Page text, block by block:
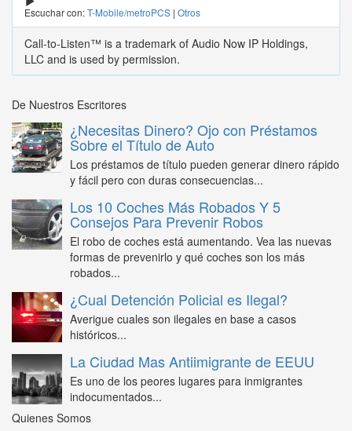
Escuchar con:T-Mobile/metroPCS | Otros
Call-to-Listen™ is a trademark of Audio Now IP Holdings,
LLC and is used by permission.
De Nuestros Escritores
¿Necesitas Dinero? Ojo con Préstamos
Sobre el Título de Auto
Los préstamos de título pueden generar dinero rápido
y fácil pero con duras consecuencias...
Los 10 Coches Más Robados Y 5
Consejos Para Prevenir Robos
El robo de coches está aumentando. Vea las nuevas
formas de prevenirlo y qué coches son los más
robados...
¿Cual Detención Policial es Ilegal?
Averigue cuales son ilegales en base a casos
históricos...
La Ciudad Mas Antiimigrante de EEUU
Es uno de los peores lugares para inmigrantes
indocumentados...
Quienes Somos